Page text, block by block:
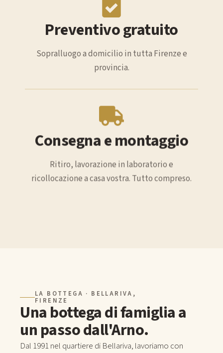
Preventivo gratuito
Sopralluogo a domicilio in tutta Firenze e
provincia.
Consegna e montaggio
Ritiro, lavorazione in laboratorio e
ricollocazione a casa vostra. Tutto compreso.
LA BOTTEGA · BELLARIVA,
FIRENZE
Una bottega di famiglia a
un passo dall'Arno.
Dal 1991 nel quartiere di Bellariva, lavoriamo con